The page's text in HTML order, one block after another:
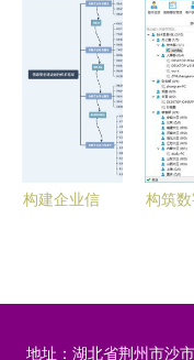
卓版下载指
南与网络信
息安全软件
传周 |
防线
数字
聚焦
信息
件
构建企业信
构筑
地址：湖北省荆州市沙